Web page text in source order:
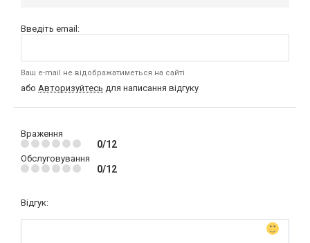
Введіть email:
Ваш e-mail не відображатиметься на сайті
або Авторизуйтесь для написання відгуку
Враження
0/12
Обслуговування
0/12
Відгук: